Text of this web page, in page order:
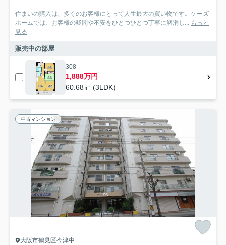
住まいの購入は、多くのお客様にとって人生最大の買い物です。ケーズ
ホームでは、お客様の疑問や不安をひとつひとつ丁寧に解消し... もっと
見る
販売中の部屋
308
1,888万円
60.68㎡ (3LDK)
中古マンション
大阪市鶴見区今津中